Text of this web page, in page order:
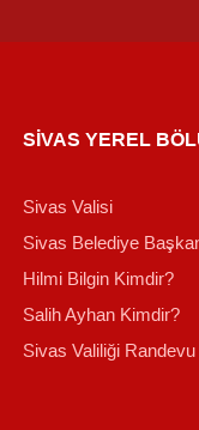
SİVAS YEREL
Sivas Valisi
Sivas Belediye
Hilmi Bilgin Kimdir?
Salih Ayhan Kimdir?
Sivas Valiliği Randevu